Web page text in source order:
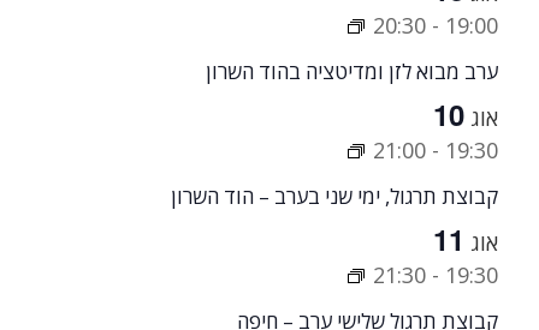
19:00
-
20:30
ערב מבוא לזן ומדיטציה בהוד השרון
אוג 10
19:30
-
21:00
קבוצת תרגול, ימי שני בערב – הוד השרון
אוג 11
19:30
-
21:30
קבוצת תרגול שלישי ערב – חיפה